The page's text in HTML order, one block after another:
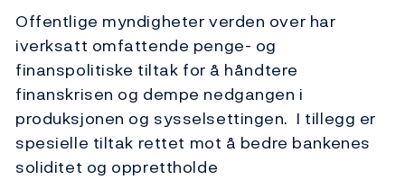
Offentlige myndigheter verden over har
iverksatt omfattende penge- og
finanspolitiske tiltak for å håndtere
finanskrisen og dempe nedgangen i
produksjonen og sysselsettingen. I tillegg er
spesielle tiltak rettet mot å bedre bankenes
soliditet og opprettholde